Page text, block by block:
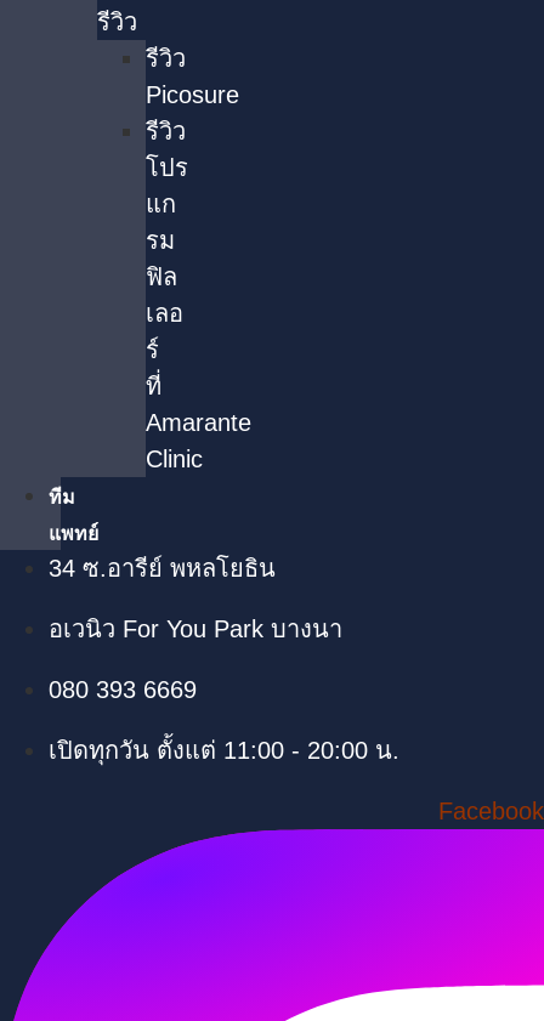
รีวิว
รีวิว
Picosure
รีวิว
โปร
แก
รม
ฟิล
เลอ
ร์
ที่
Amarante
Clinic
ทีม
แพทย์
34 ซ.อารีย์ พหลโยธิน
อเวนิว For You Park บางนา
080 393 6669
เปิดทุกวัน ตั้งแต่ 11:00 - 20:00 น.
Facebook